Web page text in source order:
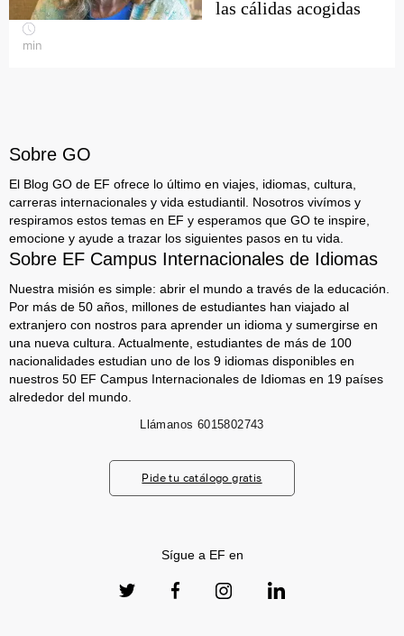
las cálidas acogidas
min
Sobre GO
El Blog GO de EF ofrece lo último en viajes, idiomas, cultura,
carreras internacionales y vida estudiantil. Nosotros vivímos y
respiramos estos temas en EF y esperamos que GO te inspire,
emocione y ayude a trazar los siguientes pasos en tu vida.
Sobre EF Campus Internacionales de Idiomas
Nuestra misión es simple: abrir el mundo a través de la educación.
Por más de 50 años, millones de estudiantes han viajado al
extranjero con nostros para aprender un idioma y sumergirse en
una nueva cultura. Actualmente, estudiantes de más de 100
nacionalidades estudian uno de los 9 idiomas disponibles en
nuestros 50 EF Campus Internacionales de Idiomas en 19 países
alrededor del mundo.
Llámanos 6015802743
Pide tu catálogo gratis
Sígue a EF en